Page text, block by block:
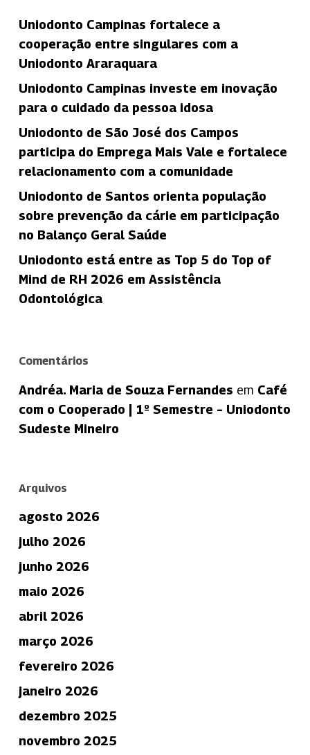
Uniodonto Campinas fortalece a
cooperação entre singulares com a
Uniodonto Araraquara
Uniodonto Campinas investe em inovação
para o cuidado da pessoa idosa
Uniodonto de São José dos Campos
participa do Emprega Mais Vale e fortalece
relacionamento com a comunidade
Uniodonto de Santos orienta população
sobre prevenção da cárie em participação
no Balanço Geral Saúde
Uniodonto está entre as Top 5 do Top of
Mind de RH 2026 em Assistência
Odontológica
Comentários
Andréa. Maria de Souza Fernandes em Café
com o Cooperado | 1º Semestre – Uniodonto
Sudeste Mineiro
Arquivos
agosto 2026
julho 2026
junho 2026
maio 2026
abril 2026
março 2026
fevereiro 2026
janeiro 2026
dezembro 2025
novembro 2025